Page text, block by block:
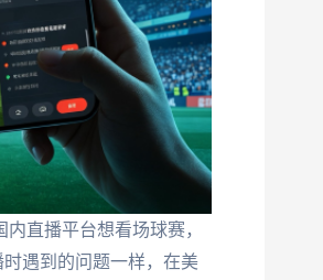
直播平台想看场球赛，
遇到的问题一样，在美